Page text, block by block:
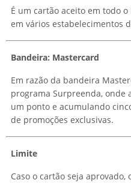
É um cartão aceito em todo
em vários estabelecimentos
Bandeira: Mastercard
Em razão da bandeira
programa Surpreenda, onde
um ponto e acumulando
de promoções exclusivas.
Limite
Caso o cartão seja